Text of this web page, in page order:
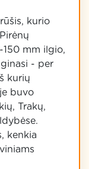
kurio
150 mm ilgio,
- per
kurių
buvo
Trakų,
kenkia